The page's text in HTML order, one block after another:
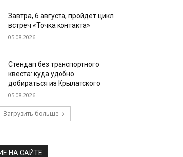
Завтра, 6 августа, пройдет цикл
встреч «Точка контакта»
05.08.2026
Стендап без транспортного
квеста: куда удобно
добираться из Крылатского
05.08.2026
Загрузить больше
НА САЙТЕ